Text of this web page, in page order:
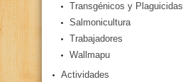
Transgénicos y Plaguicidas
Salmonicultura
Trabajadores
Wallmapu
Actividades